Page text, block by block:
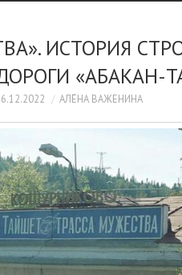
ИСТОРИЯ
«АБАКАН-
АЛЁНА ВАЖЕНИНА